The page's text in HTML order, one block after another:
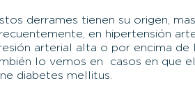
derrames tienen su origen, mas
en hipertensión
arterial alta o por encima de
lo vemos en casos en que
diabetes mellitus.